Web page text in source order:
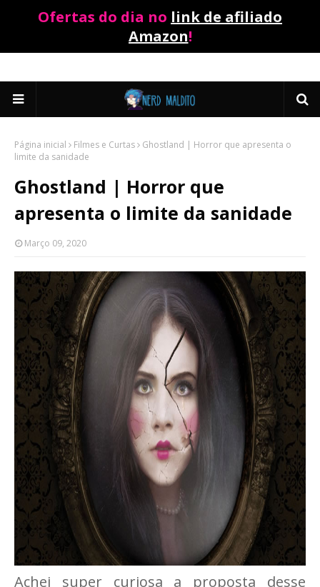
Ofertas do dia no link de afiliado
Amazon!
Página inicial Filmes e Curtas
Ghostland | Horror que apresenta o
limite da sanidade
Ghostland | Horror que
apresenta o limite da sanidade
Março 09, 2020
Achei super curiosa a proposta desse